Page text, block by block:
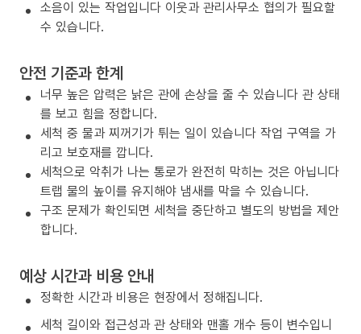
소음이 있는 작업입니다 이웃과 관리사무소 협의가 필요할
수 있습니다.
안전 기준과 한계
너무 높은 압력은 낡은 관에 손상을 줄 수 있습니다 관 상태
를 보고 힘을 정합니다.
세척 중 물과 찌꺼기가 튀는 일이 있습니다 작업 구역을 가
리고 보호재를 깝니다.
세척으로 악취가 나는 통로가 완전히 막히는 것은 아닙니다
트랩 물의 높이를 유지해야 냄새를 막을 수 있습니다.
구조 문제가 확인되면 세척을 중단하고 별도의 방법을 제안
합니다.
예상 시간과 비용 안내
정확한 시간과 비용은 현장에서 정해집니다.
세척 길이와 접근성과 관 상태와 맨홀 개수 등이 변수입니